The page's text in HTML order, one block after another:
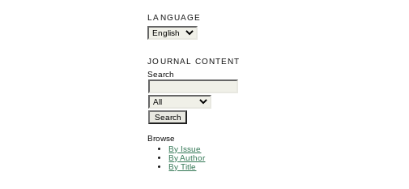
LANGUAGE
JOURNAL CONTENT
Search
Browse
By Issue
By Author
By Title